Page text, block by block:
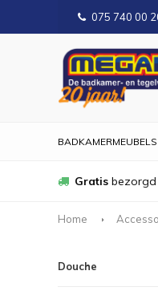
075 740 00
BADKAMERMEUBELS
Gratis
Home
Douche